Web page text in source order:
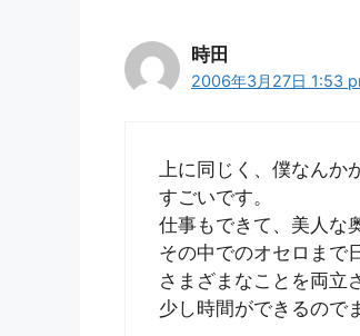
時田
2006年3月27日 1:53
上に同じく、僕なんか
すごいです。
仕事もできて、美人な
その中でのオセロまで
さまざまなことを両立
少し時間ができるので